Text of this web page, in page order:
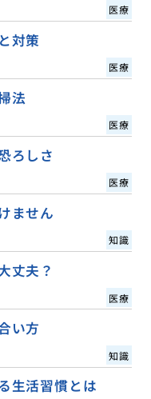
医療
対策
医療
法
医療
ろしさ
医療
ません
知識
丈夫？
医療
い方
知識
生活習慣とは